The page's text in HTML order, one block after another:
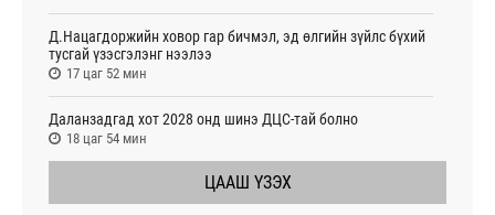
Д.Нацагдоржийн ховор гар бичмэл, эд өлгийн зүйлс бүхий
тусгай үзэсгэлэнг нээлээ
17 цаг 52 мин
Даланзадгад хот 2028 онд шинэ ДЦС-тай болно
18 цаг 54 мин
ЦААШ ҮЗЭХ